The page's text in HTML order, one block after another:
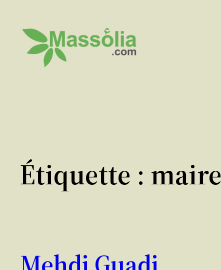
contenu
Étiquette : maire